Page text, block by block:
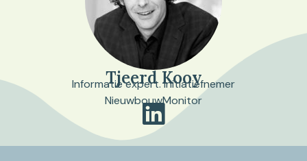
Tjeerd Kooy
Informatie expert. Initiatiefnemer
NieuwbouwMonitor